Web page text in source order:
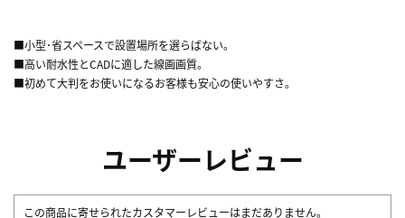
■小型･省スペースで設置場所を選らばない。
■高い耐水性とCADに適した線画画質。
■初めて大判をお使いになるお客様も安心の使いやすさ。
ユーザーレビュー
この商品に寄せられたカスタマーレビューはまだありません。